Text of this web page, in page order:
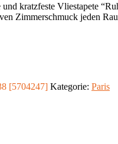
kratzfeste Vliestapete
Zimmerschmuck jeden
[5704247] Kategorie: Paris